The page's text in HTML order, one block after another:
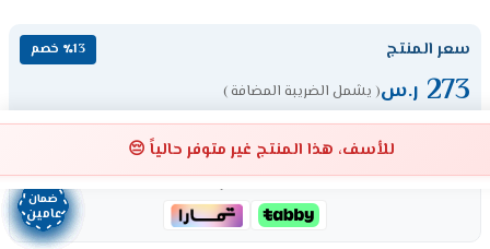
ضمان
عامين
ضمان
عامين
ضمان
عامين
ضمان
عامين
ضمان
عامين
ضمان
عامين
ضمان
عامين
ضمان
عامين
سعر المنتج ٪13 خصم
273 ر.س( يشمل الضريبة المضافة )
وفر 42 ر.س
قسّمها على طريقتك، اشترِ الآن وادفع لاحقاً
للأسف، هذا المنتج غير متوفر حالياً 😔